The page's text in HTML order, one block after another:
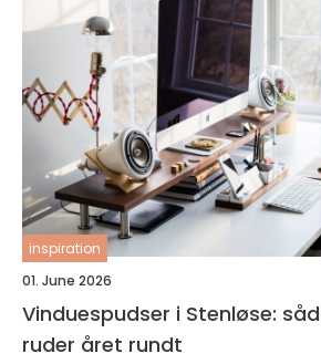
inspiration
01. June 2026
Vinduespudser i Stenløse:
ruder året rundt